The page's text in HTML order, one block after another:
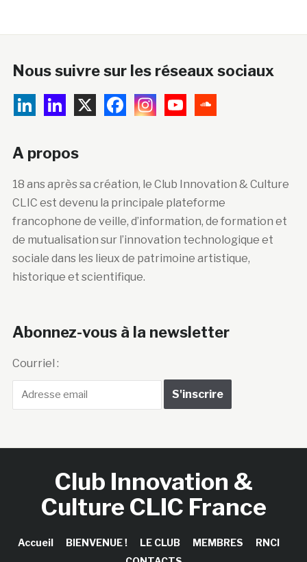
Nous suivre sur les réseaux sociaux
A propos
18 ans après sa création, le Club Innovation & Culture
CLIC est devenu la principale plateforme
francophone de veille, d’information, de formation et
de mutualisation sur l’innovation technologique et
sociale dans les lieux de patrimoine artistique,
historique et scientifique.
Abonnez-vous à la newsletter
Courriel :
Club Innovation &
Culture CLIC France
Accueil BIENVENUE ! LE CLUB MEMBRES
RNCI